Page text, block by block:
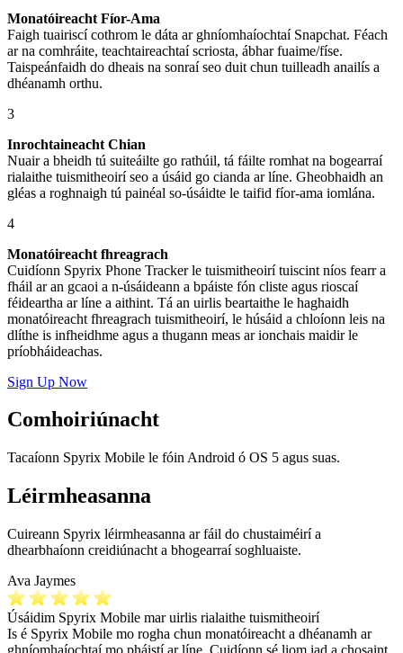
Monatóireacht Fíor-Ama
Faigh tuairiscí cothrom le dáta ar ghníomhaíochtaí Snapchat. Féach
ar na comhráite, teachtaireachtaí scriosta, ábhar fuaime/físe.
Taispeánfaidh do dheais na sonraí seo duit chun tuilleadh anailís a
dhéanamh orthu.
3
Inrochtaineacht Chian
Nuair a bheidh tú suiteáilte go rathúil, tá fáilte romhat na bogearraí
rialaithe tuismitheoirí seo a úsáid go cianda ar líne. Gheobhaidh an
gléas a roghnaigh tú painéal so-úsáidte le taifid fíor-ama iomlána.
4
Monatóireacht fhreagrach
Cuidíonn Spyrix Phone Tracker le tuismitheoirí tuiscint níos fearr a
fháil ar an gcaoi a n-úsáideann a bpáiste fón cliste agus rioscaí
féideartha ar líne a aithint. Tá an uirlis beartaithe le haghaidh
monatóireacht fhreagrach tuismitheoirí, le húsáid a chloíonn leis na
dlíthe is infheidhme agus a thugann meas ar ionchais maidir le
príobháideachas.
Sign Up Now
Comhoiriúnacht
Tacaíonn Spyrix Mobile le fóin Android ó OS 5 agus suas.
Léirmheasanna
Cuireann Spyrix léirmheasanna ar fáil do chustaiméirí a
dhearbhaíonn creidiúnacht a bhogearraí soghluaiste.
Ava Jaymes
Úsáidim Spyrix Mobile mar uirlis rialaithe tuismitheoirí
Is é Spyrix Mobile mo rogha chun monatóireacht a dhéanamh ar